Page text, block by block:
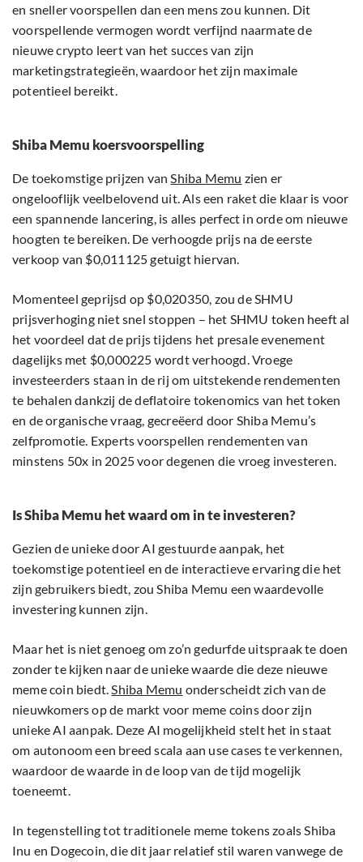
en sneller voorspellen dan een mens zou kunnen. Dit
voorspellende vermogen wordt verfijnd naarmate de
nieuwe crypto leert van het succes van zijn
marketingstrategieën, waardoor het zijn maximale
potentieel bereikt.
Shiba Memu koersvoorspelling
De toekomstige prijzen vanShiba Memu zien er
ongelooflijk veelbelovend uit. Als een raket die klaar is voor
een spannende lancering, is alles perfect in orde om nieuwe
hoogten te bereiken. De verhoogde prijs na de eerste
verkoop van $0,011125 getuigt hiervan.
Momenteel geprijsd op $0,020350, zou de SHMU
prijsverhoging niet snel stoppen – het SHMU token heeft al
het voordeel dat de prijs tijdens het presale evenement
dagelijks met $0,000225 wordt verhoogd. Vroege
investeerders staan in de rij om uitstekende rendementen
te behalen dankzij de deflatoire tokenomics van het token
en de organische vraag, gecreëerd door Shiba Memu’s
zelfpromotie. Experts voorspellen rendementen van
minstens 50x in 2025 voor degenen die vroeg investeren.
Is Shiba Memu het waard om in te investeren?
Gezien de unieke door AI gestuurde aanpak, het
toekomstige potentieel en de interactieve ervaring die het
zijn gebruikers biedt, zou Shiba Memu een waardevolle
investering kunnen zijn.
Maar het is niet genoeg om zo’n gedurfde uitspraak te doen
zonder te kijken naar de unieke waarde die deze nieuwe
meme coin biedt.Shiba Memu onderscheidt zich van de
nieuwkomers op de markt voor meme coins door zijn
unieke AI aanpak. Deze AI mogelijkheid stelt het in staat
om autonoom een breed scala aan use cases te verkennen,
waardoor de waarde in de loop van de tijd mogelijk
toeneemt.
In tegenstelling tot traditionele meme tokens zoals Shiba
Inu en Dogecoin, die dit jaar relatief stil waren vanwege de